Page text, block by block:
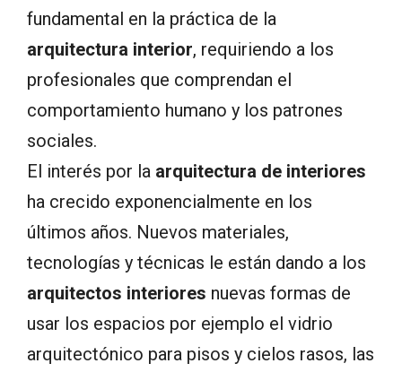
fundamental en la práctica de la
arquitectura interior, requiriendo a los
profesionales que comprendan el
comportamiento humano y los patrones
sociales.
El interés por la arquitectura de interiores
ha crecido exponencialmente en los
últimos años. Nuevos materiales,
tecnologías y técnicas le están dando a los
arquitectos interiores nuevas formas de
usar los espacios por ejemplo el vidrio
arquitectónico para pisos y cielos rasos, las